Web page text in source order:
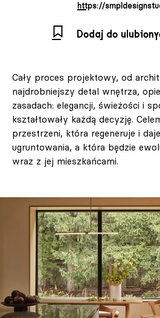
https://
Dodaj do
Cały proces projektowy, od
najdrobniejszy detal wnętrza,
zasadach: elegancji, świeżości i
kształtowały każdą decyzję.
przestrzeni, która regeneruje i
ugruntowania, a która będzie
wraz z jej mieszkańcami.